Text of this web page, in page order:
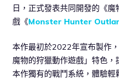
日，正式發表共同開發的《
戲《Monster Hunter
本作最初於2022年宣布製作
魔物的狩獵動作遊戲」特色
本作獨有的戰鬥系統，體驗輕